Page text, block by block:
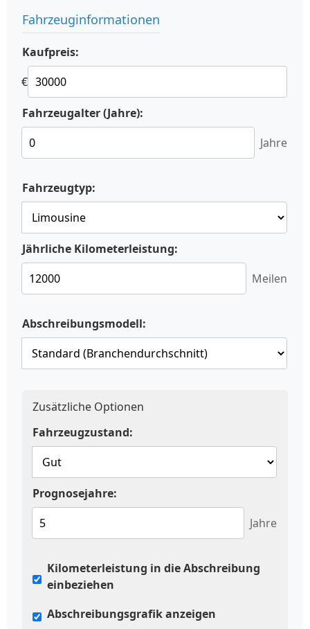
Fahrzeuginformationen
Kaufpreis:
€
Fahrzeugalter (Jahre):
Jahre
Fahrzeugtyp:
Jährliche Kilometerleistung:
Meilen
Abschreibungsmodell:
Zusätzliche Optionen
Fahrzeugzustand:
Prognosejahre:
Jahre
Kilometerleistung in die Abschreibung
einbeziehen
Abschreibungsgrafik anzeigen